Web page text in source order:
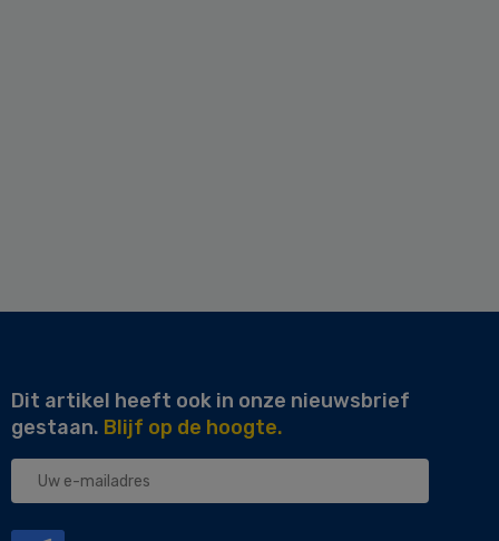
Dit artikel heeft ook in onze nieuwsbrief
gestaan. Blijf op de hoogte.
Uw